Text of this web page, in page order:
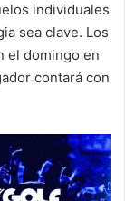
individuales
sea clave. Los
el domingo en
contará con